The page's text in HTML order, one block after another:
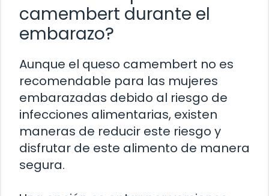
camembert durante el
embarazo?
Aunque el queso camembert no es
recomendable para las mujeres
embarazadas debido al riesgo de
infecciones alimentarias, existen
maneras de reducir este riesgo y
disfrutar de este alimento de manera
segura.